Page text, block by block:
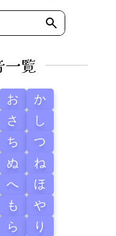
一覧
お
か
さ
し
ち
つ
ぬ
ね
へ
ほ
も
や
ら
り